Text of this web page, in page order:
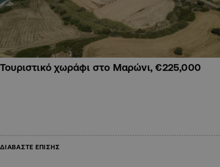
Τουριστικό χωράφι στο Μαρώνι, €225,000
ΔΙΑΒΑΣΤΕ ΕΠΙΣΗΣ